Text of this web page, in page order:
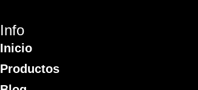
Info
Inicio
Productos